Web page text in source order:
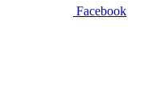
Facebook